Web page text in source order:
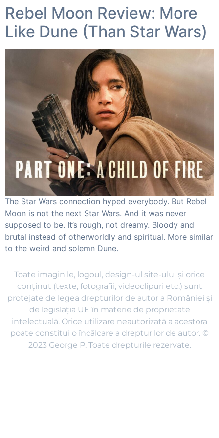
Rebel Moon Review: More
Like Dune (Than Star Wars)​
The Star Wars connection hyped everybody. But Rebel
Moon is not the next Star Wars. And it was never
supposed to be. It’s rough, not dreamy. Bloody and
brutal instead of otherworldly and spiritual. More similar
to the weird and solemn Dune.​
Toate imaginile, logoul, design-ul site-ului și orice
conținut (texte, fotografii, videoclipuri etc.) sunt
protejate de legea drepturilor de autor a României și
de legislația UE în materie de proprietate
intelectuală. Orice utilizare neautorizată a acestora
poate constitui o încălcare a drepturilor de autor. ©
2023 George P. Toate drepturile rezervate.